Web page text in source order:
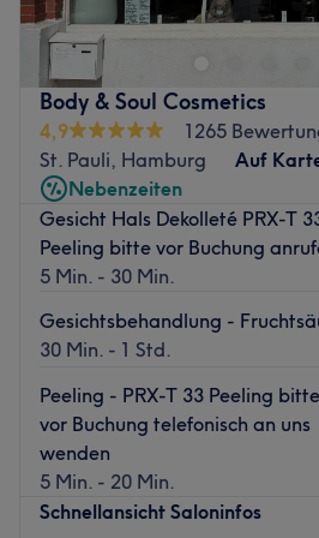
Entspannung sehnen: Sobald die
heißt es hier: Zurücklehnen und
gestresste Businessfrau/Mann in
Mutter/Vater mit Kindern, jeder
eigens abgestimmte Behandlung in
Ambiente. Das Angebot ist breit
an die Wünsche und Bedürfnisse
angepasst. Eine Aroma- und
und Körper vereint das Wissen der
„Kräfte der Natur“ und wirkt sich
nachhaltig auf Gesundheit und
Nächste öffentliche Verkehrsmittel:
In nur vier Gehminuten erreichst
Feldstraße.
Das Team:
Das Ziel einer jeden Behandlung
einem schöneren Äußeren, sondern
Body & Soul Cosmetics
4,9
1265
St. Pauli, Hamburg
Auf
Nebenzeiten
Gesicht Hals Dekolleté PRX-T
Peeling bitte vor Buchung
5 Min. - 30 Min.
Gesichtsbehandlung -
30 Min. - 1 Std.
Peeling - PRX-T 33 Peeling bitte
vor Buchung telefonisch an uns
wenden
5 Min. - 20 Min.
Schnellansicht Saloninfos